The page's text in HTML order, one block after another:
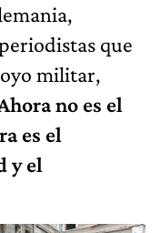
que
militar,
no es el
es el
y el